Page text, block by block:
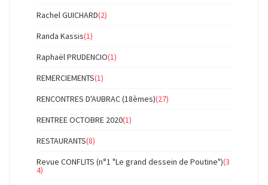
Rachel GUICHARD(2)
Randa Kassis(1)
Raphaël PRUDENCIO(1)
REMERCIEMENTS(1)
RENCONTRES D'AUBRAC (18èmes)(27)
RENTREE OCTOBRE 2020(1)
RESTAURANTS(8)
Revue CONFLITS (n°1 "Le grand dessein de Poutine")(3
4)